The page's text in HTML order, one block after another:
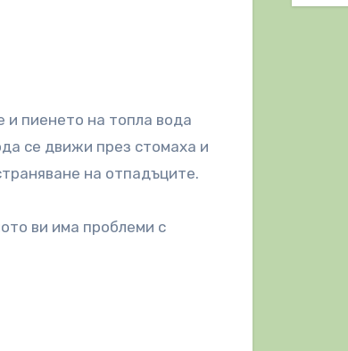
и пиенето на топла вода
се движи през стомаха и
на отпадъците.
ви има проблеми с